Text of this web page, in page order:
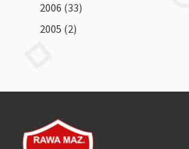
2006 (33)
2005 (2)